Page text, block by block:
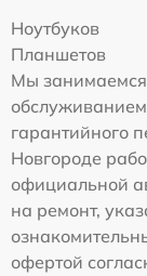
Ноутбуков
Планшетов
Мы занимаемся
гарантийного
Новгороде
официальной
на ремонт,
офертой